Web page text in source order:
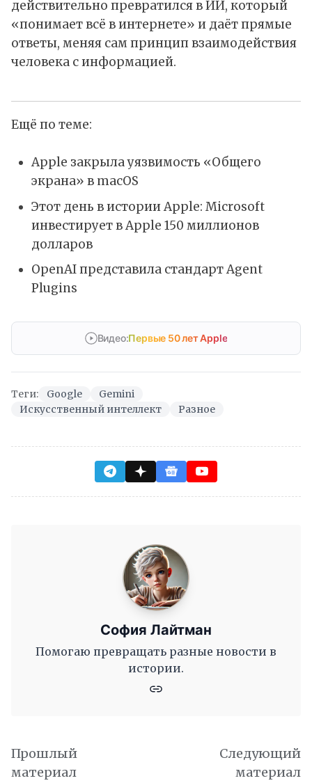
действительно превратился в ИИ, который
«понимает всё в интернете» и даёт прямые
ответы, меняя сам принцип взаимодействия
человека с информацией.
Ещё по теме:
Apple закрыла уязвимость «Общего
экрана» в macOS
Этот день в истории Apple: Microsoft
инвестирует в Apple 150 миллионов
долларов
OpenAI представила стандарт Agent
Plugins
Видео:Первые 50 лет Apple
Теги: Google
Gemini
Искусственный интеллект
Разное
София Лайтман
Помогаю превращать разные новости в
истории.
Прошлый
материал
Следующий
материал